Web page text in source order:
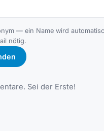
— ein Name wird
nötig.
Sei der Erste!